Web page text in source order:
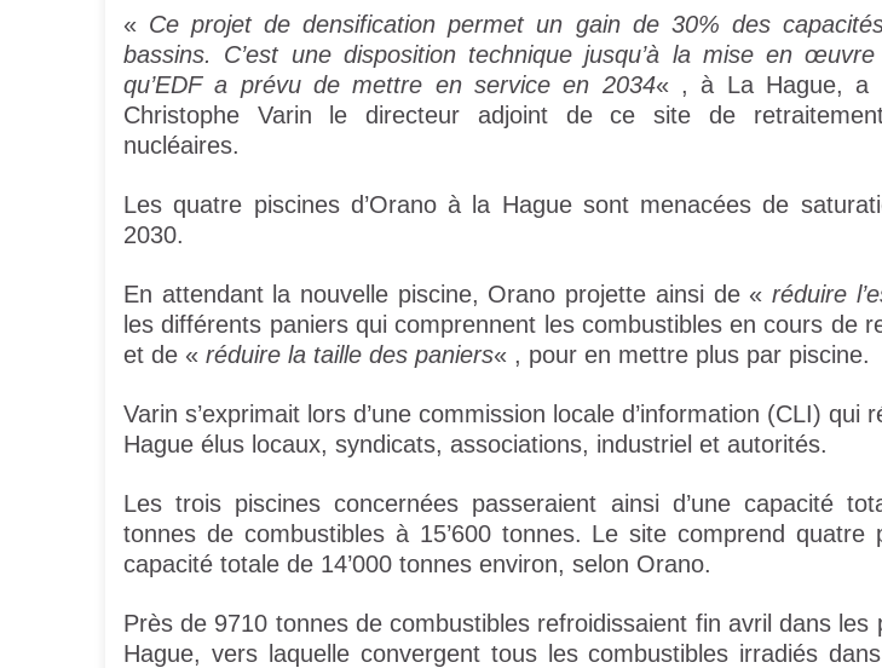
« Ce projet de densification permet un gain de 30% des
bassins. C’est une disposition technique jusqu’à la mise en
qu’EDF a prévu de mettre en service en 2034« , à La Hague, a
Christophe Varin le directeur adjoint de ce site de
nucléaires.
Les quatre piscines d’Orano à la Hague sont menacées de
2030.
En attendant la nouvelle piscine, Orano projette ainsi de « réduire
les différents paniers qui comprennent les combustibles en cours de
et de « réduire la taille des paniers« , pour en mettre plus par piscine.
Varin s’exprimait lors d’une commission locale d’information (CLI) qui
Hague élus locaux, syndicats, associations, industriel et autorités.
Les trois piscines concernées passeraient ainsi d’une capacité
tonnes de combustibles à 15’600 tonnes. Le site comprend quatre
capacité totale de 14’000 tonnes environ, selon Orano.
Près de 9710 tonnes de combustibles refroidissaient fin avril dans les
Hague, vers laquelle convergent tous les combustibles irradiés